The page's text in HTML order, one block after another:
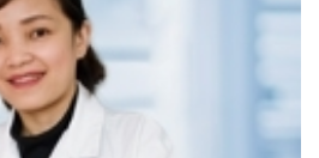
nguyên nhân
ngưng thở khi ngủ
lý mạn tính liên quan đến Tai Mũi